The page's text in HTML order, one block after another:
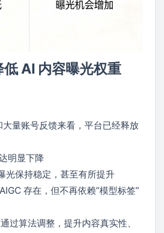
AI 内容曝光权重
量账号反馈来看，平台已经释放
明显下降
光保持稳定，甚至有所提升
存在，但不再依赖“模型标签”
过算法调整，提升内容真实性、